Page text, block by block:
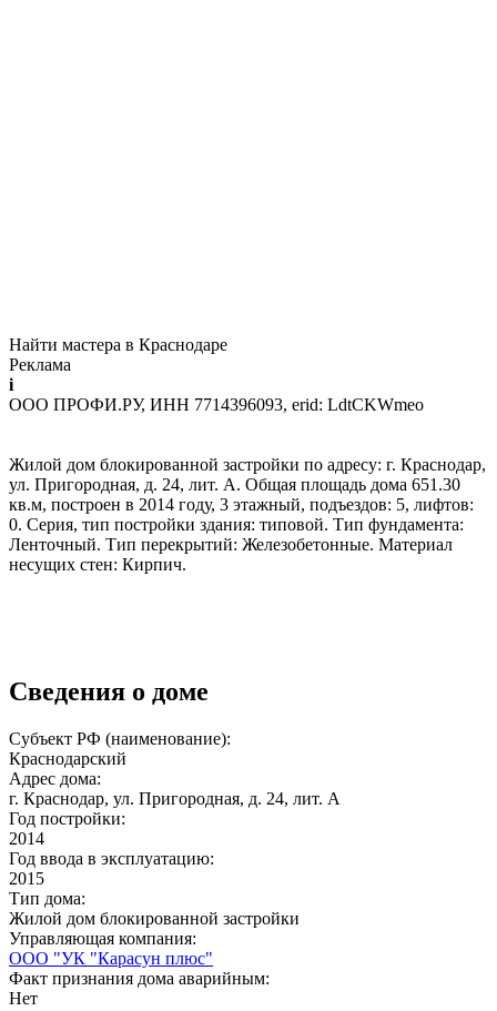
Найти мастера в Краснодаре
Реклама
i
ООО ПРОФИ.РУ, ИНН 7714396093, erid: LdtCKWmeo
Жилой дом блокированной застройки по адресу: г. Краснодар,
ул. Пригородная, д. 24, лит. А. Общая площадь дома 651.30
кв.м, построен в 2014 году, 3 этажный, подъездов: 5, лифтов:
0. Серия, тип постройки здания: типовой. Тип фундамента:
Ленточный. Тип перекрытий: Железобетонные. Материал
несущих стен: Кирпич.
Сведения о доме
Субъект РФ (наименование):
Краснодарский
Адрес дома:
г. Краснодар, ул. Пригородная, д. 24, лит. А
Год постройки:
2014
Год ввода в эксплуатацию:
2015
Тип дома:
Жилой дом блокированной застройки
Управляющая компания:
ООО "УК "Карасун плюс"
Факт признания дома аварийным:
Нет